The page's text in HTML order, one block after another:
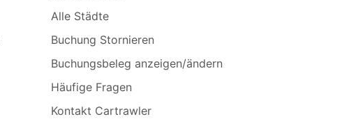
Alle Städte
Buchung Stornieren
Buchungsbeleg anzeigen/ändern
Häufige Fragen
Kontakt Cartrawler